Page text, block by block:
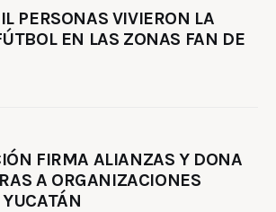
PERSONAS VIVIERON LA
EN LAS ZONAS FAN DE
FIRMA ALIANZAS Y DONA
A ORGANIZACIONES